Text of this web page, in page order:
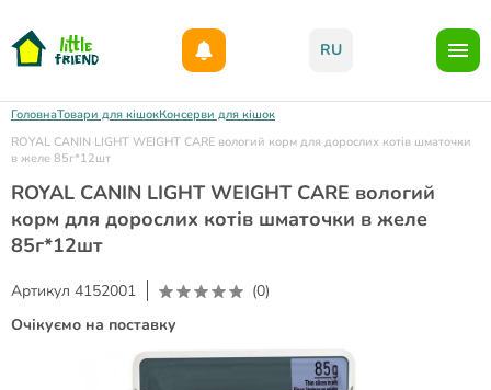
RU
ГоловнаТовари для кішокКонсерви для кішок
ROYAL CANIN LIGHT WEIGHT CARE вологий корм для дорослих котів шматочки
в желе 85г*12шт
ROYAL CANIN LIGHT WEIGHT CARE вологий
корм для дорослих котів шматочки в желе
85г*12шт
Артикул 4152001
(0)
Очікуємо на поставку